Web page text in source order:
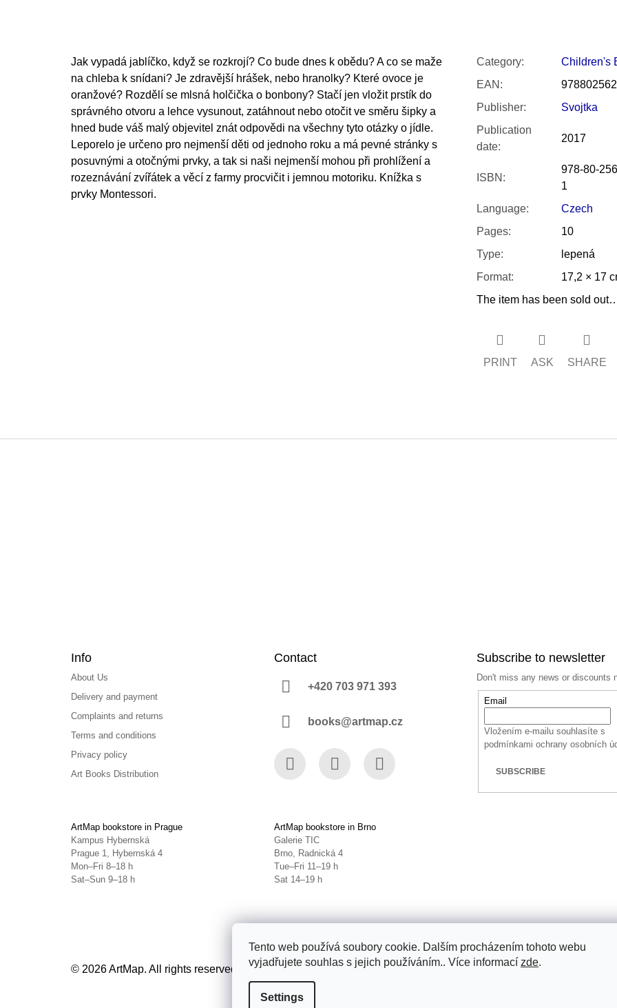
Tento web používá soubory cookie. Dalším procházením tohoto webu
vyjadřujete souhlas s jejich používáním.. Více informací zde.
Settings
Jak vypadá jablíčko, když se rozkrojí? Co bude dnes k obědu? A co se maže
na chleba k snídani? Je zdravější hrášek, nebo hranolky? Které ovoce je
oranžové? Rozdělí se mlsná holčička o bonbony? Stačí jen vložit prstík do
správného otvoru a lehce vysunout, zatáhnout nebo otočit ve směru šipky a
hned bude váš malý objevitel znát odpovědi na všechny tyto otázky o jídle.
Leporelo je určeno pro nejmenší děti od jednoho roku a má pevné stránky s
posuvnými a otočnými prvky, a tak si naši nejmenší mohou při prohlížení a
rozeznávání zvířátek a věcí z farmy procvičit i jemnou motoriku. Knížka s
prvky Montessori.
Category:
Children's
EAN :
Publisher:
Svojtka
Publication
date:
2017
ISBN :
978-80-
1
Language:
Czech
Pages:
10
Type:
lepená
Format:
17,2 × 17
The item has been sold
PRINT ASK SHARE
Info
About Us
Delivery and payment
Complaints and returns
Terms and conditions
Privacy policy
Art Books Distribution
Contact
+420 703 971 393
books@artmap.cz
Subscribe to newsletter
Don't miss any news or discounts
Email
Vložením e-mailu souhlasíte s
podmínkami ochrany osobních
SUBSCRIBE
ArtMap bookstore in Prague
Kampus Hybernská
Prague 1, Hybernská 4
Mon–Fri 8–18 h
Sat–Sun 9–18 h
ArtMap bookstore in Brno
Galerie TIC
Brno, Radnická 4
Tue–Fri 11–19 h
Sat 14–19 h
© 2026 ArtMap. All rights reserved. Edit cookie settings